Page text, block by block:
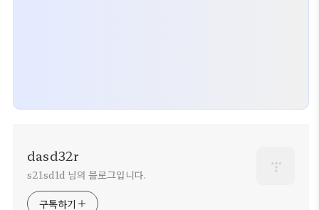
dasd32r
s21sd1d 님의 블로그입니다.
구독하기